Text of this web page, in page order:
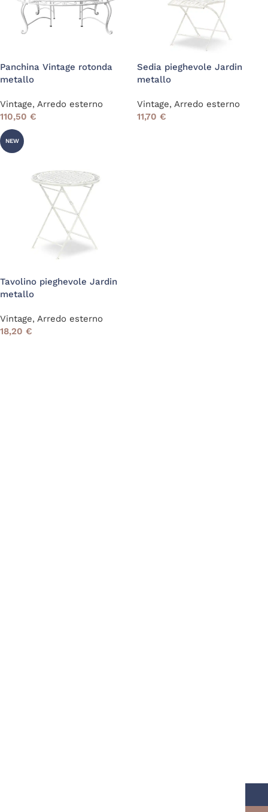
Panchina Vintage rotonda
metallo
Vintage, Arredo esterno
110,50 €
Sedia pieghevole Jardin
metallo
Vintage, Arredo esterno
11,70 €
NEW
Tavolino pieghevole Jardin
metallo
Vintage, Arredo esterno
18,20 €